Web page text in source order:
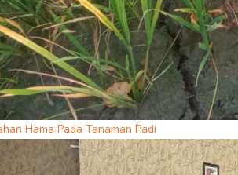
Hama Pada Tanaman Padi